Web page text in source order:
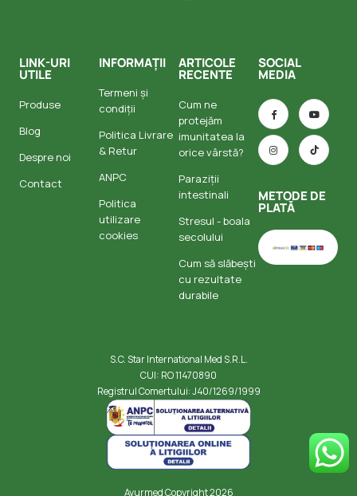
LINK-URI
UTILE
Produse
Blog
Despre noi
Contact
INFORMAȚII
Termeni și
condiții
Politica Livrare
& Retur
ANPC
Politica
utilizare
cookies
ARTICOLE
RECENTE
Cum ne
protejăm
imunitatea la
orice vârstă?
Paraziții
intestinali
Stresul - boala
secolului
Cum să slăbești
cu rezultate
durabile
SOCIAL
MEDIA
METODE DE
PLATĂ
S.C. Star International Med S.R.L.
CUI: RO 11470890
Registrul Comertului: J40/1269/1999
Ayurmed Copyright 2026